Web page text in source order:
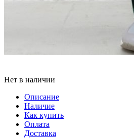
Нет в наличии
Описание
Наличие
Как купить
Оплата
Доставка